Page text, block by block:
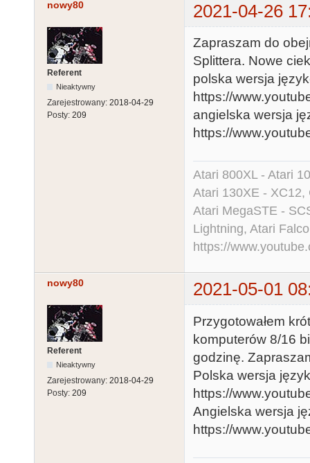
nowy80 2021-04-26
Referent
Nieaktywny
Zarejestrowany: 2018-04-29
Posty: 209
Zapraszam do
Splittera. Nowe
polska wersja
https://
angielska wersja
https://
Atari 800XL - Atari
Atari 130XE - XC12,
Atari MegaSTE -
Lightning, Atari
https://
nowy80 2021-05-01
Referent
Nieaktywny
Zarejestrowany: 2018-04-29
Posty: 209
Przygotowałem
komputerów 8/16
godzinę.
Polska wersja
https://
Angielska wersja
https://